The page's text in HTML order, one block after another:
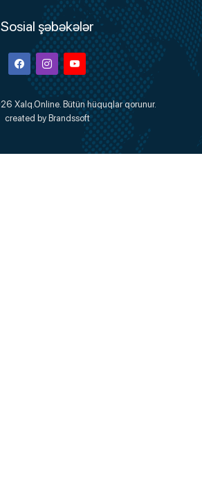
Sosial şəbəkələr
FacebookInstagramYoutube
Xalq.Online. Bütün hüquqlar qorunur.
created by Brandssoft